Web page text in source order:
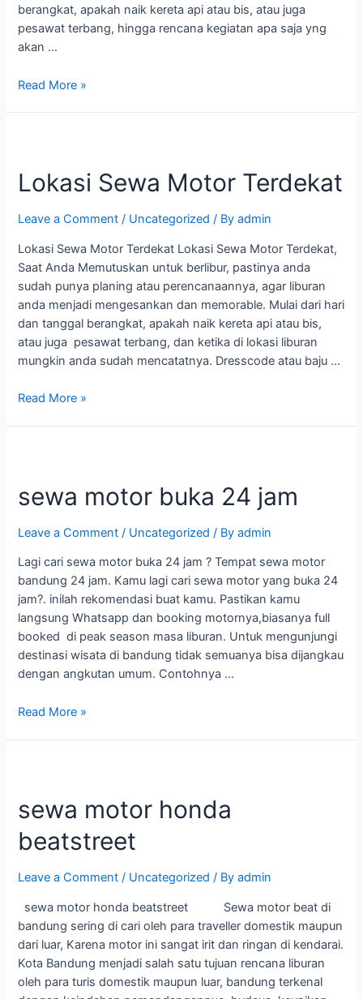
berangkat, apakah naik kereta api atau bis, atau juga
pesawat terbang, hingga rencana kegiatan apa saja yng
akan …
Read More »
Lokasi Sewa Motor Terdekat
Leave a Comment / Uncategorized / Byadmin
Lokasi Sewa Motor Terdekat Lokasi Sewa Motor Terdekat,
Saat Anda Memutuskan untuk berlibur, pastinya anda
sudah punya planing atau perencanaannya, agar liburan
anda menjadi mengesankan dan memorable. Mulai dari hari
dan tanggal berangkat, apakah naik kereta api atau bis,
atau juga pesawat terbang, dan ketika di lokasi liburan
mungkin anda sudah mencatatnya. Dresscode atau baju …
Read More »
sewa motor buka 24 jam
Leave a Comment / Uncategorized / Byadmin
Lagi cari sewa motor buka 24 jam ? Tempat sewa motor
bandung 24 jam. Kamu lagi cari sewa motor yang buka 24
jam?. inilah rekomendasi buat kamu. Pastikan kamu
langsung Whatsapp dan booking motornya,biasanya full
booked di peak season masa liburan. Untuk mengunjungi
destinasi wisata di bandung tidak semuanya bisa dijangkau
dengan angkutan umum. Contohnya …
Read More »
sewa motor honda
beatstreet
Leave a Comment / Uncategorized / Byadmin
sewa motor honda beatstreet Sewa motor beat di
bandung sering di cari oleh para traveller domestik maupun
dari luar, Karena motor ini sangat irit dan ringan di kendarai.
Kota Bandung menjadi salah satu tujuan rencana liburan
oleh para turis domestik maupun luar, bandung terkenal